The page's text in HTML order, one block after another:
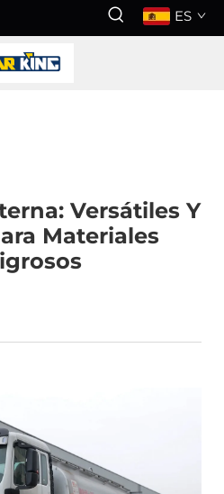
ES
Versátiles Y
Materiales